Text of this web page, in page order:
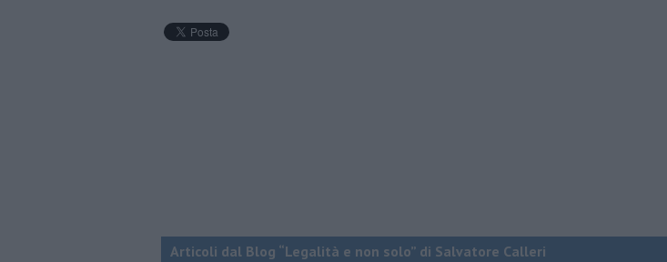
Articoli dal Blog “Legalità e non solo” di Salvatore Calleri